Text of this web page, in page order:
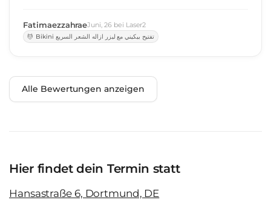
FatimaezzahraeJuni ,26bei Laser2
Bikini تفتيح بيكيني مع ليزر ازاله الشعر السريع
Alle Bewertungen anzeigen
Hier findet dein Termin statt
Hansastraße 6, Dortmund, DE